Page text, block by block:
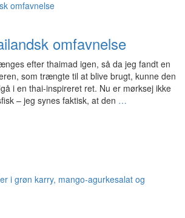
omfavnelse
efter thaimad igen, så da jeg fandt en
som trængte til at blive brugt, kunne den
i en thai-inspireret ret. Nu er mørksej ikke
– jeg synes faktisk, at den …